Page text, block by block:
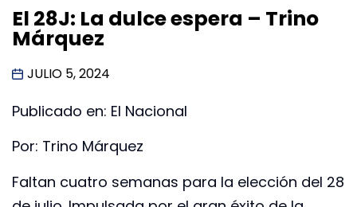
El 28J: La dulce espera – Trino
Márquez
JULIO 5, 2024
Publicado en: El Nacional
Por: Trino Márquez
Faltan cuatro semanas para la elección del 28